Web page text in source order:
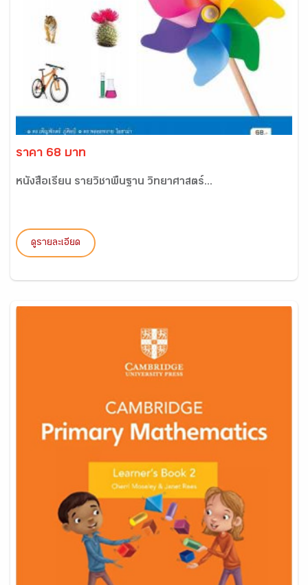
ราคา 68 บาท
หนังสือเรียน รายวิชาพื้นฐาน วิทยาศาสตร์...
ดูรายละเอียด